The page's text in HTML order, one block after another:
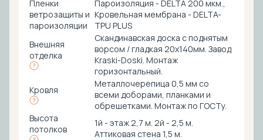
Пленки
ветрозащиты и
пароизоляции
Пароизоляция - DELTA 200 мкм.,
Кровельная мембрана - DELTA-
TPU PLUS
Внешняя
отделка
Скандинавская доска с поднятым
ворсом / гладкая 20х140мм. Завод
Kraski-Doski. Монтаж
горизонтальный.
Кровля
Металлочерепица 0,5 мм со
всеми доборами, планками и
обрешетками. Монтаж по ГОСТу.
Высота
потолков
1й - этаж 2,7 м. 2й - 2,5 м.
Аттиковая стена 1,5 м.